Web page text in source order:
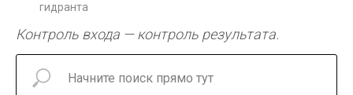
гидранта
Контроль входа — контроль результата.